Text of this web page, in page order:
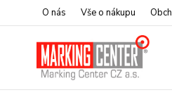
O nás Vše o nákupu